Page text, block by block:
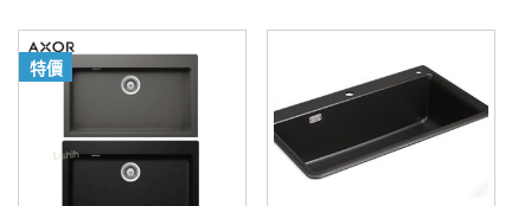
項
品
有
多
種
式。
可
特價